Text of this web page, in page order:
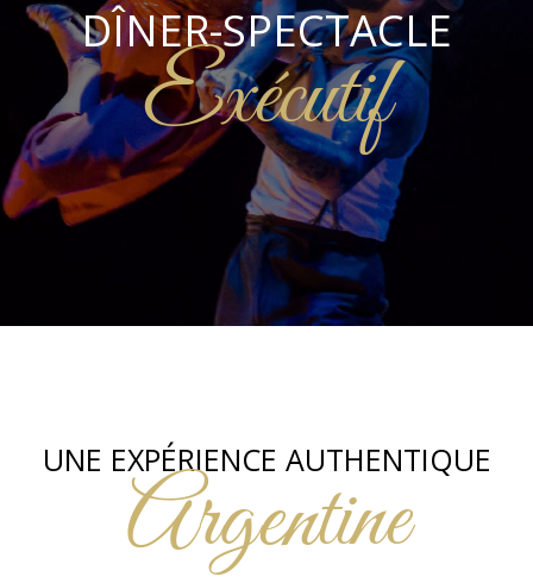
DÎNER-SPECTACLE
Exécutif
UNE EXPÉRIENCE AUTHENTIQUE
Argentine